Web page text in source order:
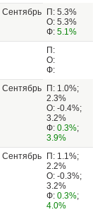
Сентябрь
П: 5.3%
О: 5.3%
Ф: 5.1%
П:
О:
Ф:
Сентябрь
П: 1.0%;
2.3%
О: -0.4%;
3.2%
Ф: 0.3%;
3.9%
Сентябрь
П: 1.1%;
2.2%
О: -0.3%;
3.2%
Ф: 0.3%;
4.0%